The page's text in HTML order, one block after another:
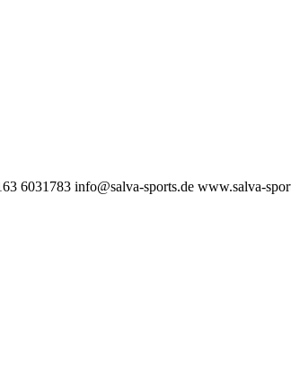
6031783 info@salva-sports.de www.salva-